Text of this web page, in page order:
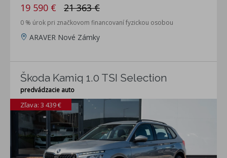
19 590 € 21 363 €
0 % úrok pri značkovom financovaní fyzickou osobou
ARAVER Nové Zámky
Škoda Kamiq 1.0 TSI Selection
predvádzacie auto
Zľava: 3 439 €